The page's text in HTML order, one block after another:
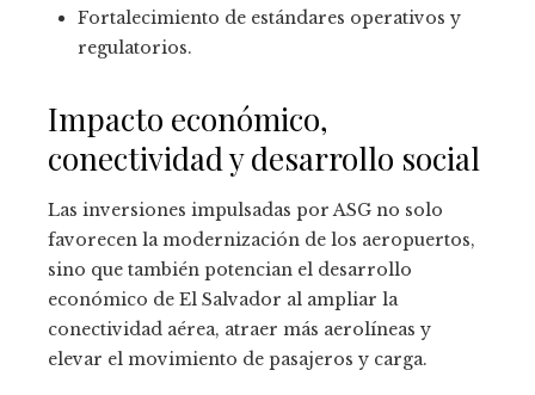
Fortalecimiento de estándares operativos y
regulatorios.
Impacto económico,
conectividad y desarrollo social
Las inversiones impulsadas por ASG no solo
favorecen la modernización de los aeropuertos,
sino que también potencian el desarrollo
económico de El Salvador al ampliar la
conectividad aérea, atraer más aerolíneas y
elevar el movimiento de pasajeros y carga.